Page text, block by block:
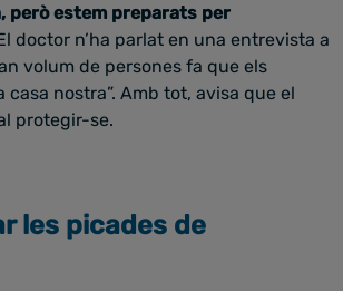
però estem preparats per
doctor n’ha parlat en una entrevista a
volum de persones fa que els
nostra”. Amb tot, avisa que el
protegir-se.
les picades de